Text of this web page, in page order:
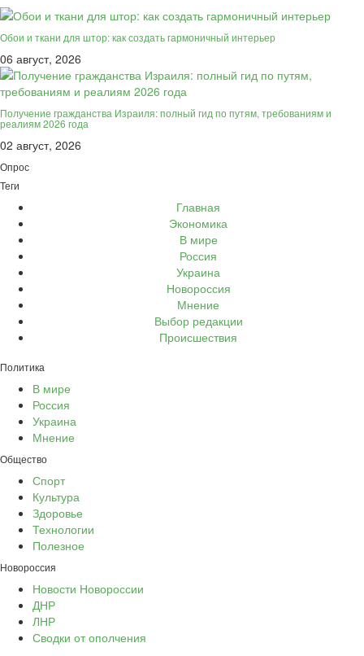
Обои и ткани для штор: как создать гармоничный интерьер
06 август, 2026
Получение гражданства Израиля: полный гид по путям, требованиям и
реалиям 2026 года
02 август, 2026
Опрос
Теги
Главная
Экономика
В мире
Россия
Украина
Новороссия
Мнение
Выбор редакции
Происшествия
Политика
В мире
Россия
Украина
Мнение
Общество
Спорт
Культура
Здоровье
Технологии
Полезное
Новороссия
Новости Новороссии
ДНР
ЛНР
Сводки от ополчения